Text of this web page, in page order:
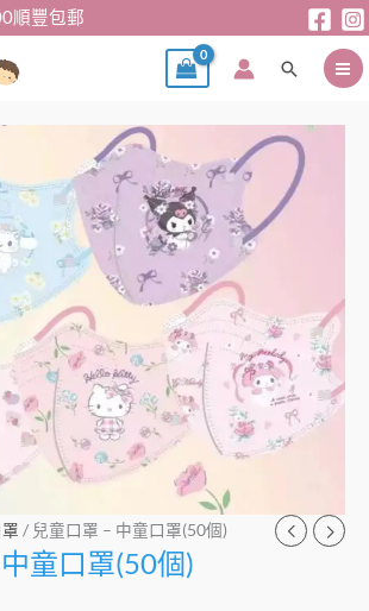
順豐包郵
搜
/ 兒童口罩 – 中童口罩(50個)
童口罩(50個)